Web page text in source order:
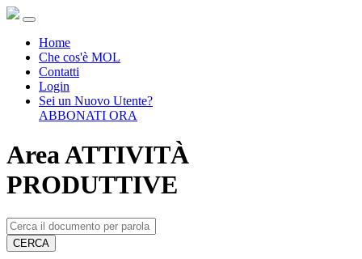
Home
Che cos'è MOL
Contatti
Login
Sei un Nuovo Utente?
ABBONATI ORA
Area ATTIVITÀ
PRODUTTIVE
CERCA